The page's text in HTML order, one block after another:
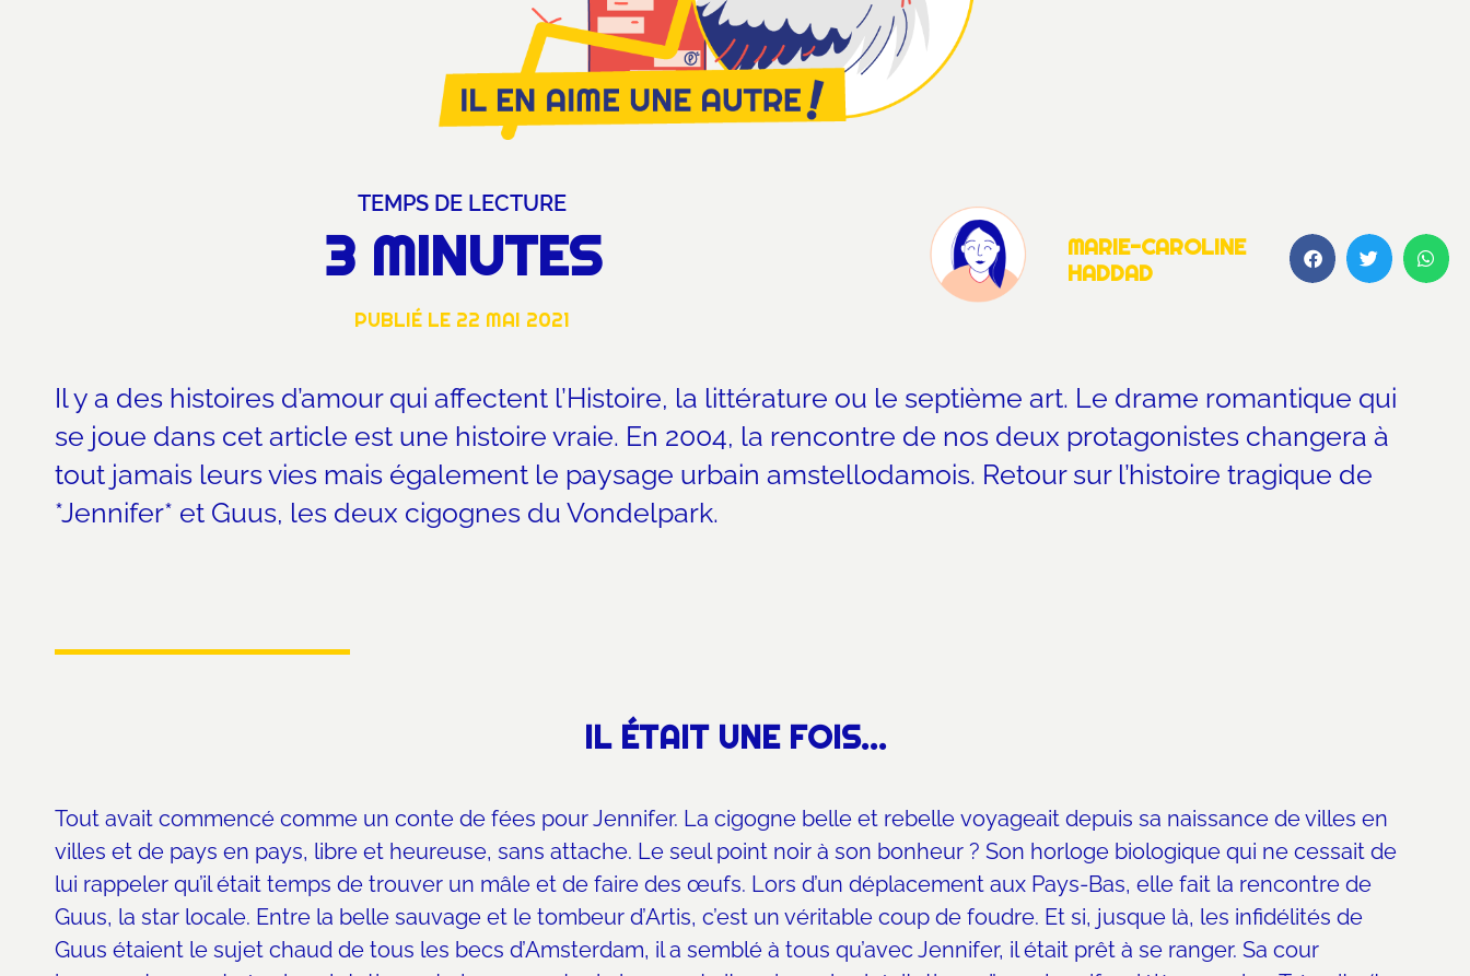
TEMPS DE LECTURE
3 MINUTES
PUBLIÉ LE 22 MAI 2021
MARIE-CAROLINE
HADDAD
Il y a des histoires d’amour qui affectent l’Histoire, la littérature ou le septième art. Le drame romantique qui
se joue dans cet article est une histoire vraie. En 2004, la rencontre de nos deux protagonistes changera à
tout jamais leurs vies mais également le paysage urbain amstellodamois. Retour sur l’histoire tragique de
*Jennifer* et Guus, les deux cigognes du Vondelpark.
IL ÉTAIT UNE FOIS…
Tout avait commencé comme un conte de fées pour Jennifer. La cigogne belle et rebelle voyageait depuis sa naissance de villes en
villes et de pays en pays, libre et heureuse, sans attache. Le seul point noir à son bonheur ? Son horloge biologique qui ne cessait de
lui rappeler qu’il était temps de trouver un mâle et de faire des œufs. Lors d’un déplacement aux Pays-Bas, elle fait la rencontre de
Guus, la star locale. Entre la belle sauvage et le tombeur d’Artis, c’est un véritable coup de foudre. Et si, jusque là, les infidélités de
Guus étaient le sujet chaud de tous les becs d’Amsterdam, il a semblé à tous qu’avec Jennifer, il était prêt à se ranger. Sa cour